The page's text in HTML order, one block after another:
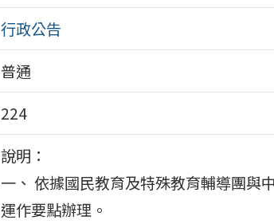
行政公告
普通
224
說明：
一、 依據國民教育及特殊教育輔導團與
運作要點辦理。